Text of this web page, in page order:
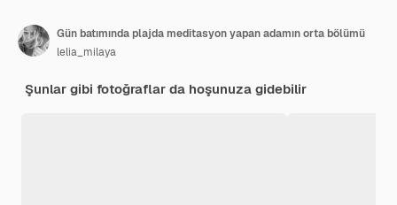
Gün batımında plajda meditasyon yapan adamın orta bölümü
lelia_milaya
Şunlar gibi fotoğraflar da hoşunuza gidebilir